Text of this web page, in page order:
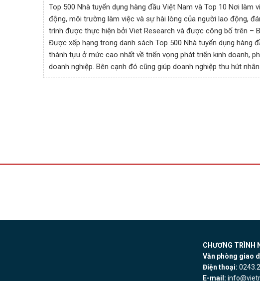
Top 500 Nhà tuyển dụng hàng đầu Việt Nam và Top 10 Nơi
động, môi trường làm việc và sự hài lòng của người lao động,
trình được thực hiện bởi Viet Research và được công bố trên –
Được xếp hạng trong danh sách Top 500 Nhà tuyển dụng hàng
thành tựu ở mức cao nhất về triển vọng phát triển kinh doanh,
doanh nghiệp. Bên cạnh đó cũng giúp doanh nghiệp thu hút
CHƯƠNG TRÌNH
Văn phòng giao
Điện thoại:
E-mail: